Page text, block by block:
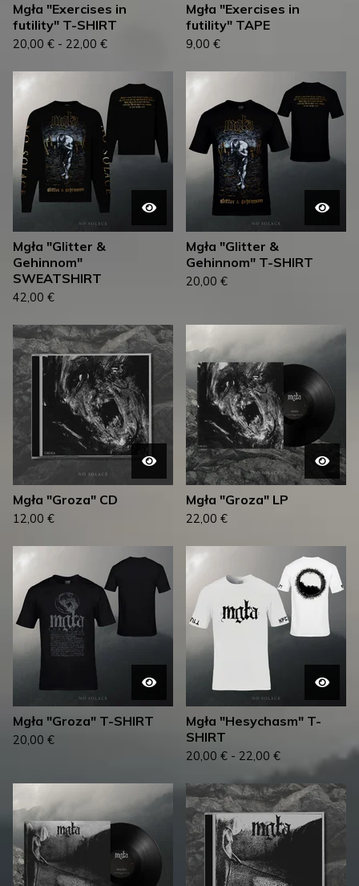
Mgła "Exercises in
futility" T-SHIRT
20,00 € - 22,00 €
Mgła "Exercises in
futility" TAPE
9,00 €
Mgła "Glitter &
Gehinnom"
SWEATSHIRT
42,00 €
Mgła "Glitter &
Gehinnom" T-SHIRT
20,00 €
Mgła "Groza" CD
12,00 €
Mgła "Groza" LP
22,00 €
Mgła "Groza" T-SHIRT
20,00 €
Mgła "Hesychasm" T-
SHIRT
20,00 € - 22,00 €